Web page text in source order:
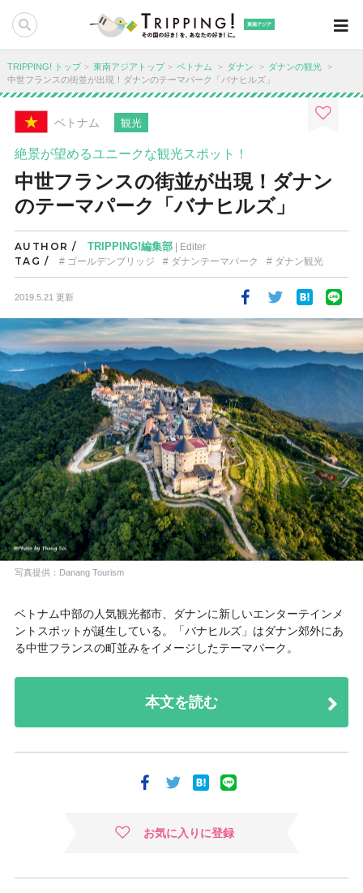
東南アジア
TRIPPING! トップ 東南アジアトップ ベトナム ダナン
ダナンの観光
中世フランスの街並が出現！ダナンのテーマパーク「バナヒルズ」
ベトナム 観光
絶景が望めるユニークな観光スポット！
中世フランスの街並が出現！ダナン
のテーマパーク「バナヒルズ」
AUTHOR / TRIPPING!編集部| Editer
TAG / ゴールデンブリッジ ダナンテーマパーク ダナン観光
2019.5.21 更新
写真提供：Danang Tourism
ベトナム中部の人気観光都市、ダナンに新しいエンターテインメ
ントスポットが誕生している。「バナヒルズ」はダナン郊外にあ
る中世フランスの町並みをイメージしたテーマパーク。
本文を読む
お気に入りに登録